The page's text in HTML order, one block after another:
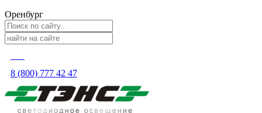
Оренбург
8 (800) 777 42 47